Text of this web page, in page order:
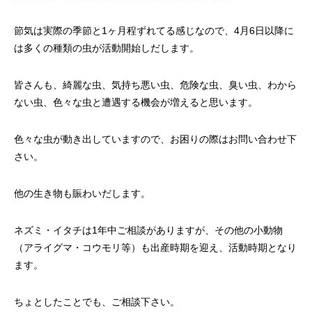
節気は実際の季節と1ヶ月程ずれてる感じなので、4月6日以降に
は多くの種類の虫が活動開始しだします。
皆さんも、綺麗な虫、気持ち悪い虫、危険な虫、臭い虫、わから
ない虫、色々な虫と遭遇する機会が増えると思います。
色々な虫が動き出していますので、お困りの際はお問い合わせ下
さい。
他の生き物も賑わいだします。
ネズミ・イタチは1年中ご相談がありますが、その他の小動物
（アライグマ・コウモリ等）も出産時期を迎え、活動時期となり
ます。
ちょとしたことでも、ご相談下さい。